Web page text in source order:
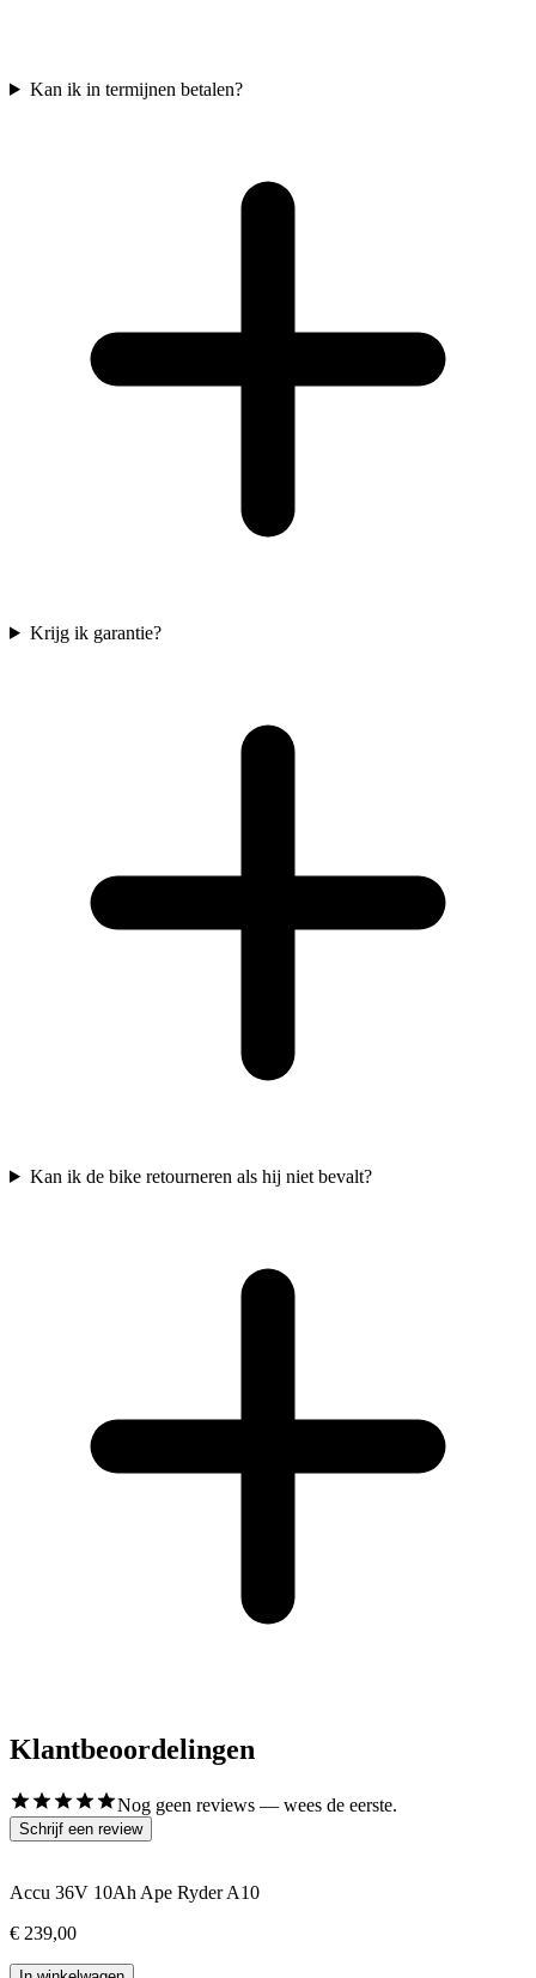
Kan ik in termijnen betalen?
Krijg ik garantie?
Kan ik de bike retourneren als hij niet bevalt?
Klantbeoordelingen
Nog geen reviews — wees de eerste.
Schrijf een review
Accu 36V 10Ah Ape Ryder A10
€ 239,00